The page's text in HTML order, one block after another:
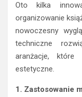
Oto kilka
organizowanie
nowoczesny
techniczne
aranżacje,
estetyczne.
1. Zastosowanie